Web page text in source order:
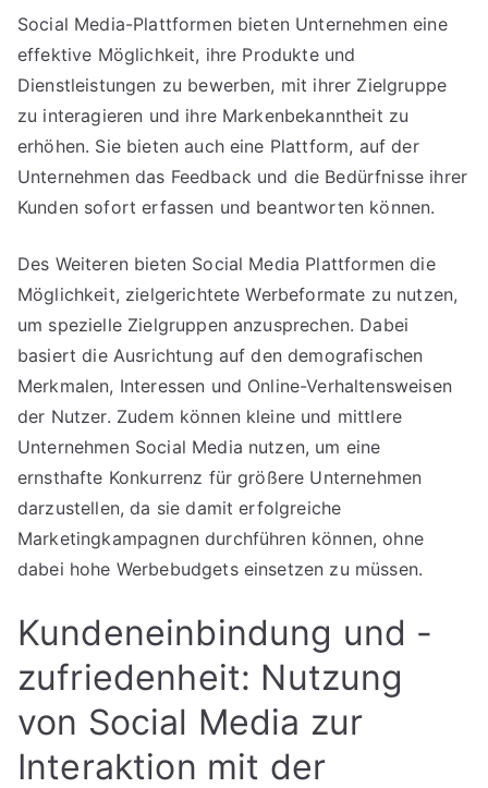
Social Media-Plattformen bieten Unternehmen eine
effektive Möglichkeit, ihre Produkte und
Dienstleistungen zu bewerben, mit ihrer Zielgruppe
zu interagieren und ihre Markenbekanntheit zu
erhöhen. Sie bieten auch eine Plattform, auf der
Unternehmen das Feedback und die Bedürfnisse ihrer
Kunden sofort erfassen und beantworten können.
Des Weiteren bieten Social Media Plattformen die
Möglichkeit, zielgerichtete Werbeformate zu nutzen,
um spezielle Zielgruppen anzusprechen. Dabei
basiert die Ausrichtung auf den demografischen
Merkmalen, Interessen und Online-Verhaltensweisen
der Nutzer. Zudem können kleine und mittlere
Unternehmen Social Media nutzen, um eine
ernsthafte Konkurrenz für größere Unternehmen
darzustellen, da sie damit erfolgreiche
Marketingkampagnen durchführen können, ohne
dabei hohe Werbebudgets einsetzen zu müssen.
Kundeneinbindung und -
zufriedenheit: Nutzung
von Social Media zur
Interaktion mit der